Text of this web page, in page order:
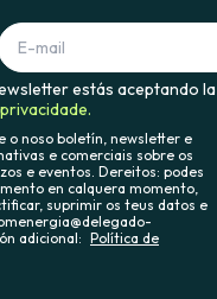
estás aceptando la
o noso boletín, newsletter e
e comerciais sobre os
e eventos. Dereitos: podes
en calquera momento,
suprimir os teus datos e
adicional: Política de